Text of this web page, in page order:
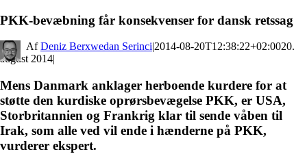
PKK-bevæbning får konsekvenser for dansk retssag
By Deniz Berxwedan Serinci|2014-08-20T12:38:22+02:0020.
august 2014|
Mens Danmark anklager herboende kurdere for at
støtte den kurdiske oprørsbevægelse PKK, er USA,
Storbritannien og Frankrig klar til sende våben til
Irak, som alle ved vil ende i hænderne på PKK,
vurderer ekspert.